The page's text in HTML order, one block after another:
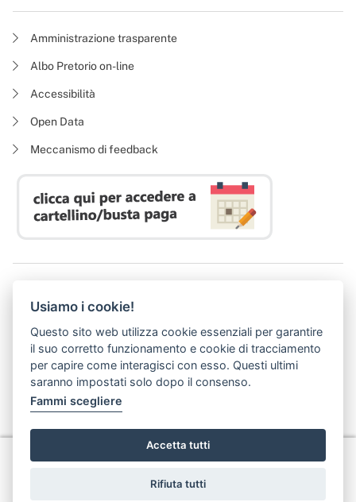
Amministrazione trasparente
Albo Pretorio on-line
Accessibilità
Open Data
Meccanismo di feedback
P. I. 05913670484 | C. F. 94164020482
(abilitato alla ricezione di soli messaggi di posta elettronica certificata)
Usiamo i cookie!
Questo sito web utilizza cookie essenziali per garantire
il suo corretto funzionamento e cookie di tracciamento
per capire come interagisci con esso. Questi ultimi
saranno impostati solo dopo il consenso.
Fammi scegliere
Accetta tutti
Rifiuta tutti